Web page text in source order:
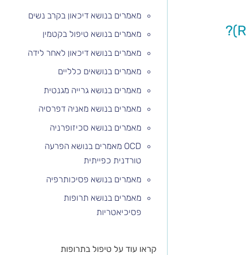
מאמרים בנושא דיכאון בקרב נשים
מאמרים בנושא טיפול בקטמין
מאמרים בנושא דיכאון לאחר לידה
מאמרים בנושאים כלליים
מאמרים בנושא גרייה מגנטית
מאמרים בנושא מאניה דפרסיה
מאמרים בנושא סכיזופרניה
OCD מאמרים בנושא הפרעה
טורדנית כפייתית
מאמרים בנושא פסיכותרפיה
מאמרים בנושא תרופות
פסיכיאטריות
קראו עוד על טיפול בתרופות